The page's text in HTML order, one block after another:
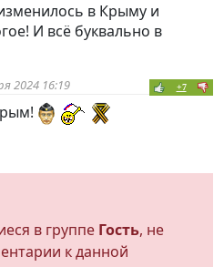
в Крыму и
И всё буквально в
2024 16:19 +7
в группе Гость, не
к данной